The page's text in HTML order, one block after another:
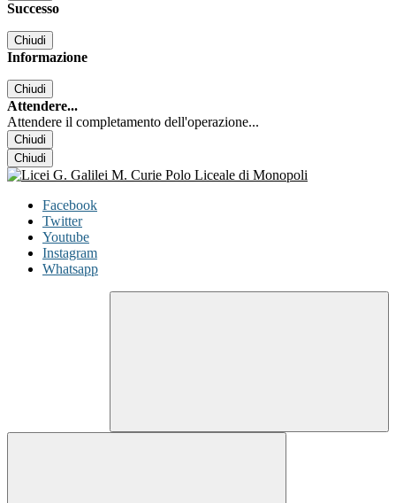
Successo
Chiudi
Informazione
Chiudi
Attendere...
Attendere il completamento dell'operazione...
Chiudi
Chiudi
Facebook
Twitter
Youtube
Instagram
Whatsapp